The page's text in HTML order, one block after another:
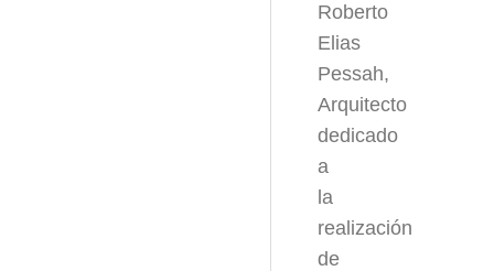
Roberto
Elias
Pessah,
Arquitecto
dedicado
a
la
realización
de